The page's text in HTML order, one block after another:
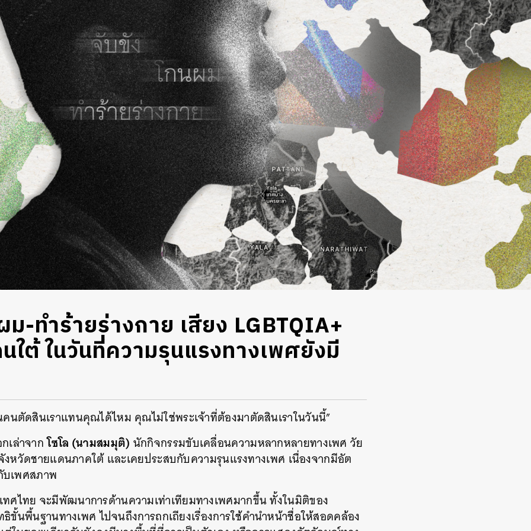
-ทำร้ายร่างกาย เสียง LGBTQIA+
ใต้ ในวันที่ความรุนแรงทางเพศยังมี
คนตัดสินเราแทนคุณได้ไหม คุณไม่ใช่พระเจ้าที่ต้องมาตัดสินเราในวันนี้”
เล่าจากโซโล (นามสมมุติ) นักกิจกรรมขับเคลื่อนความหลากหลายทางเพศ วัย
หวัดชายแดนภาคใต้ และเคยประสบกับความรุนแรงทางเพศ เนื่องจากมีอัต
เพศสภาพ
ศไทย จะมีพัฒนาการด้านความเท่าเทียมทางเพศมากขึ้น ทั้งในมิติของ
ขั้นพื้นฐานทางเพศ ไปจนถึงการถกเถียงเรื่องการใช้คำนำหน้าชื่อให้สอดคล้อง